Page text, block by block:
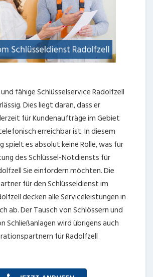
fähige Schlüsselservice Radolfzell
Dies liegt daran, dass er
für Kundenaufträge im Gebiet
erreichbar ist. In diesem
spielt es absolut keine Rolle, was für
des Schlüssel-Notdiensts für
Sie einfordern möchten. Die
für den Schlüsseldienst im
decken alle Serviceleistungen in
ab. Der Tausch von Schlössern und
Schließanlagen wird übrigens auch
für Radolfzell